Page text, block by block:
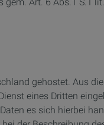
gehostet. Aus
eines Dritten
es sich hierbei